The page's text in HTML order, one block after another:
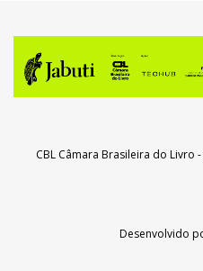
CBL Câmara Brasileira do Livro
Desenvolvido